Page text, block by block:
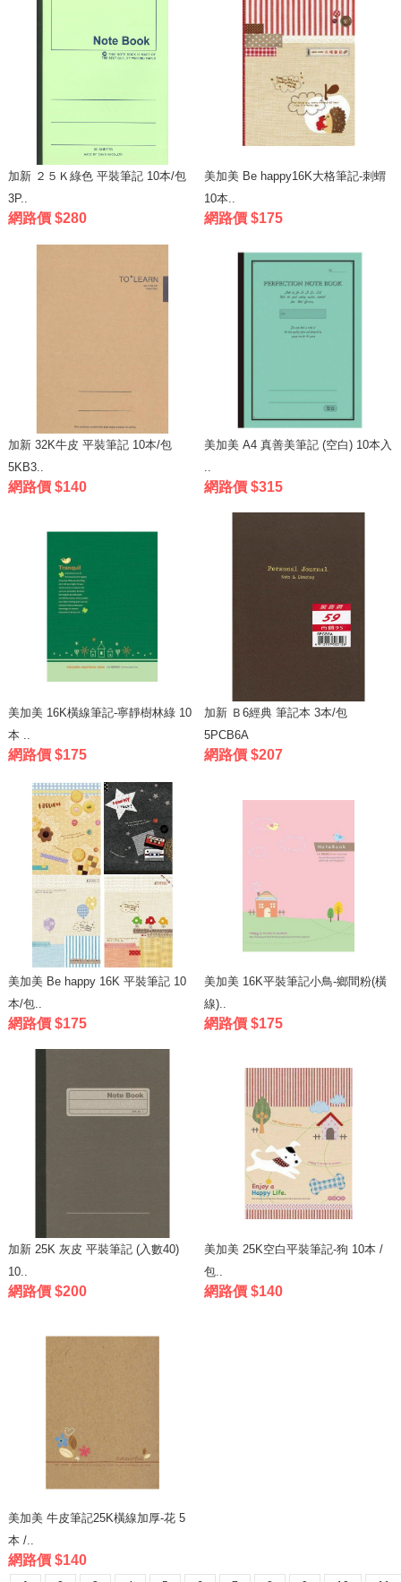
加新 ２５Ｋ綠色 平裝筆記 10本/包
3P..
網路價 $280
美加美 Be happy16K大格筆記-刺蝟
10本..
網路價 $175
加新 32K牛皮 平裝筆記 10本/包
5KB3..
網路價 $140
美加美 A4 真善美筆記 (空白) 10本入
網路價 $315
美加美 16K橫線筆記-寧靜樹林綠 10
本 ..
網路價 $175
加新 Ｂ6經典 筆記本 3本/包
5PCB6A
網路價 $207
美加美 Be happy 16K 平裝筆記 10
本/包..
網路價 $175
美加美 16K平裝筆記小鳥-鄉間粉(橫
線)..
網路價 $175
加新 25K 灰皮 平裝筆記 (入數40)
10..
網路價 $200
美加美 25K空白平裝筆記-狗 10本 /
包..
網路價 $140
美加美 牛皮筆記25K橫線加厚-花 5
本 /..
網路價 $140